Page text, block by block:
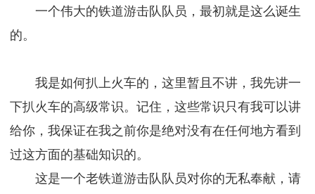
一个伟大的铁道游击队队员，最初就是这么诞生
的。
我是如何扒上火车的，这里暂且不讲，我先讲一
下扒火车的高级常识。记住，这些常识只有我可以讲
给你，我保证在我之前你是绝对没有在任何地方看到
过这方面的基础知识的。
这是一个老铁道游击队队员对你的无私奉献，请